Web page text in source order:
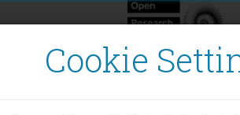
Cookie